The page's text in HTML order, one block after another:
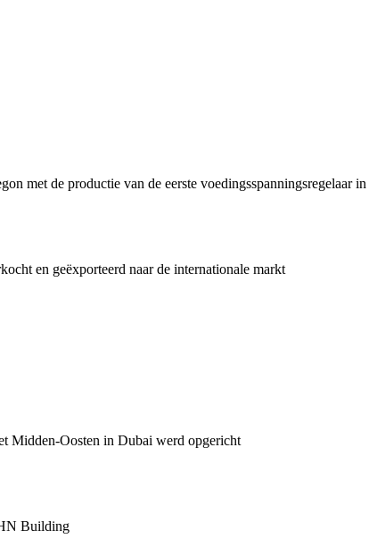
met de productie van de eerste voedingsspanningsregelaar
en geëxporteerd naar de internationale markt
Midden-Oosten in Dubai werd opgericht
Building